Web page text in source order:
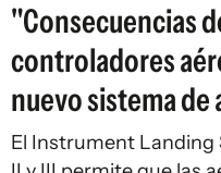
"Consecuencias
controladores
nuevo sistema de
El Instrument Landing